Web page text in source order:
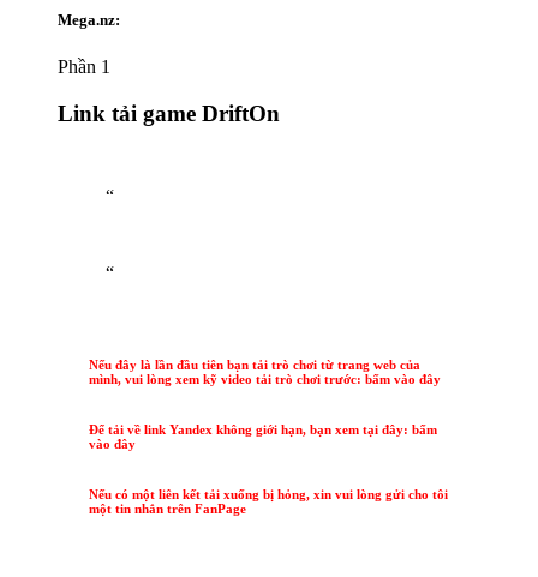
Mega.nz:
Phần 1
Link tải game DriftOn
“
“
Nếu đây là lần đầu tiên bạn tải trò chơi từ trang web của
mình, vui lòng xem kỹ video tải trò chơi trước: bấm vào đây
Để tải về link Yandex không giới hạn, bạn xem tại đây: bấm
vào đây
Nếu có một liên kết tải xuống bị hỏng, xin vui lòng gửi cho tôi
một tin nhắn trên FanPage